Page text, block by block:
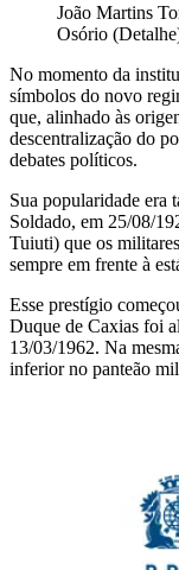
João Martins
Osório
No momento da
símbolos do novo
que, alinhado às
descentralização do
debates políticos.
Sua popularidade era
Soldado, em 25/08/
Tuiuti) que os
sempre em frente à
Esse prestígio
Duque de Caxias foi
13/03/1962. Na
inferior no panteão